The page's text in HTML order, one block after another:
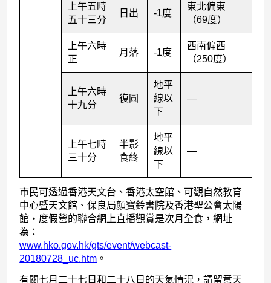
上午五時
五十三分
日出 -1度
東北偏東
（69度）
上午六時
正
月落 -1度
西南偏西
（250度）
上午六時
十九分
復圓
地平
線以
下
—
上午七時
三十分
半影
食終
地平
線以
下
—
市民可透過香港天文台、香港太空館、可觀自然教育
中心暨天文館、保良局顏寶鈴書院及香港聖公會太陽
館‧度假營的聯合網上直播觀賞是次月全食，網址
為：
www.hko.gov.hk/gts/event/webcast-
20180728_uc.htm 。
有關七月二十七日和二十八日的天氣情況，請留意天